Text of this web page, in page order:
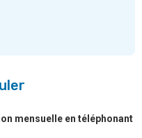
mensuelle en téléphonant